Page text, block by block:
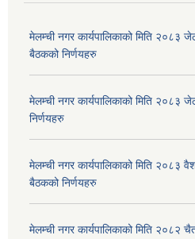
मेलम्ची नगर कार्यपालिकाको मिति २०८३
बैठकको निर्णयहरु
मेलम्ची नगर कार्यपालिकाको मिति २०८३
निर्णयहरु
मेलम्ची नगर कार्यपालिकाको मिति २०८३
बैठकको निर्णयहरु
मेलम्ची नगर कार्यपालिकाको मिति २०८२